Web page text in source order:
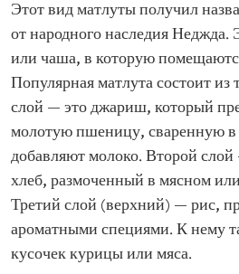
Этот вид матлуты получил
от народного наследия Неджда.
или чаша, в которую
Популярная матлута состоит из
слой — это джариш, который
молотую пшеницу, сваренную в
добавляют молоко. Второй
хлеб, размоченный в мясном
Третий слой (верхний) — рис,
ароматными специями. К нему
кусочек курицы или мяса.